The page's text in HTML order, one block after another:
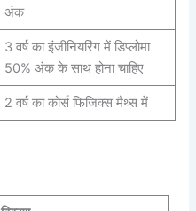
अंक
3 वर्ष का इंजीनियरिंग में डिप्लोमा
50% अंक के साथ होना चाहिए
2 वर्ष का कोर्स फिजिक्स मैथ्स में